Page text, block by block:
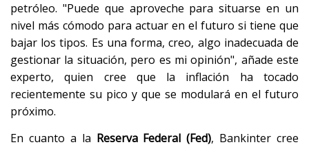
petróleo. "Puede que aproveche para situarse en un
nivel más cómodo para actuar en el futuro si tiene que
bajar los tipos. Es una forma, creo, algo inadecuada de
gestionar la situación, pero es mi opinión", añade este
experto, quien cree que la inflación ha tocado
recientemente su pico y que se modulará en el futuro
próximo.
En cuanto a la Reserva Federal (Fed), Bankinter cree